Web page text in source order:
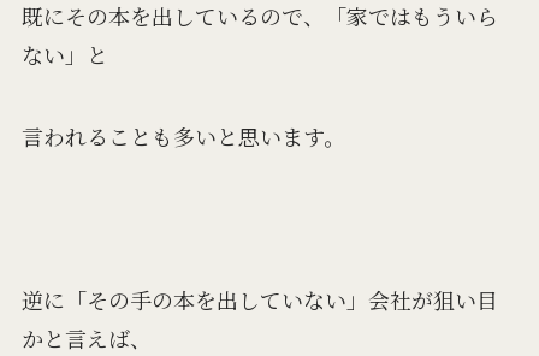
既にその本を出しているので、「家ではもういら
ない」と
言われることも多いと思います。
逆に「その手の本を出していない」会社が狙い目
かと言えば、